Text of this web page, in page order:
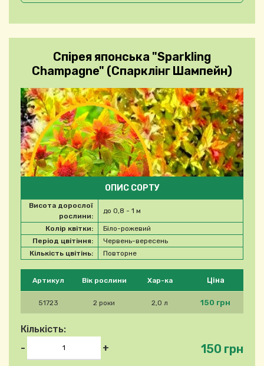
Спірея японська "Sparkling
Champagne" (Спарклінг Шампейн)
Будь ласка, виберіть продукт
Артикул Вік рослини Хар-ка Ціна
51723 2 роки 2,0 л 150 грн
Кількість:
-
+ 150 грн
ОПИС СОРТУ
Висота дорослої
рослини:
до 0,8 - 1 м
Колір квітки:
Біло-рожевий
Період цвітіння:
Червень-вересень
Кількість цвітінь:
Повторне